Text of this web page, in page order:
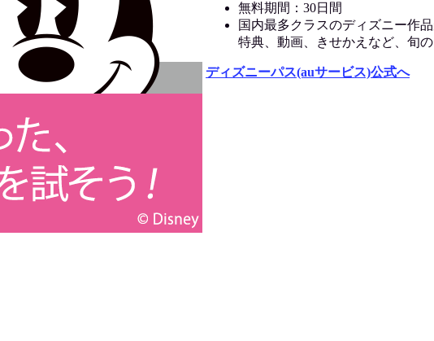
無料期間：30日間
国内最多クラスのディズニー作
特典、動画、きせかえなど、旬
ディズニーパス(auサービス)公式へ